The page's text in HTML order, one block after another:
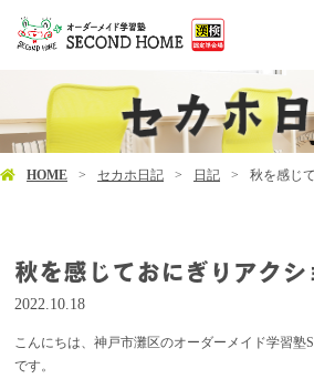
HOME セカホ日記 日記 秋を感じ
秋を感じておにぎりアクシ
2022.10.18
こんにちは、神戸市灘区のオーダーメイド学習塾
です。